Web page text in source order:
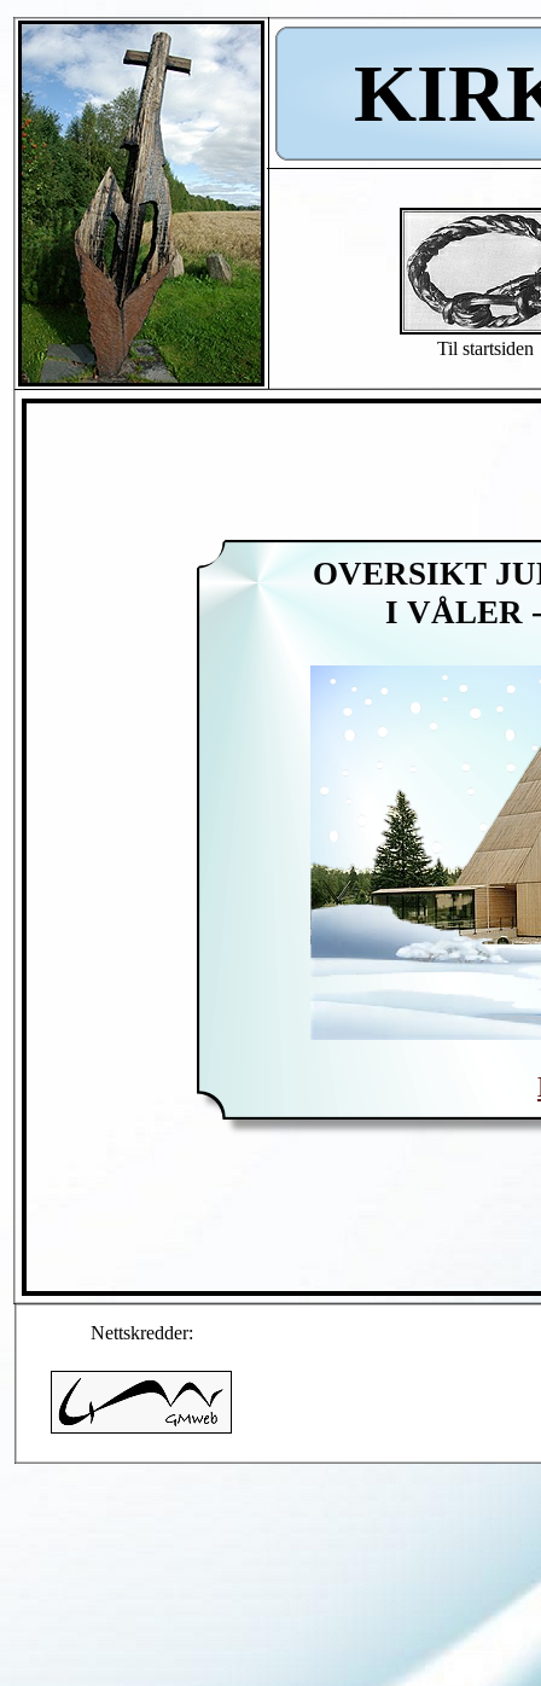
Til startsiden
Nettskredder:
OVERSIKT
I VÅLER -